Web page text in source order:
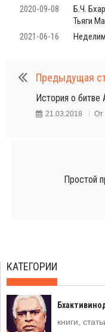
2020-09-08
Б.Ч.
Тьяги
2021-06-16
Предыдущая
История о
21.03.2018 От
Простой
КАТЕГОРИИ
книги,